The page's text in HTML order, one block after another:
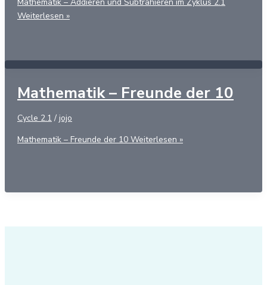
Weiterlesen »
Mathematik – Freunde der 10
Cycle 2.1 / jojo
Mathematik – Freunde der 10 Weiterlesen »